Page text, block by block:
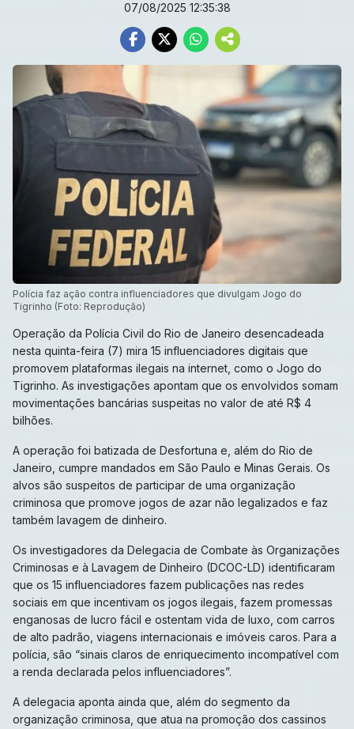
07/08/2025 12:35:38
Polícia faz ação contra influenciadores que divulgam Jogo do
Tigrinho (Foto: Reprodução)
Operação da Polícia Civil do Rio de Janeiro desencadeada
nesta quinta-feira (7) mira 15 influenciadores digitais que
promovem plataformas ilegais na internet, como o Jogo do
Tigrinho. As investigações apontam que os envolvidos somam
movimentações bancárias suspeitas no valor de até R$ 4
bilhões.
A operação foi batizada de Desfortuna e, além do Rio de
Janeiro, cumpre mandados em São Paulo e Minas Gerais. Os
alvos são suspeitos de participar de uma organização
criminosa que promove jogos de azar não legalizados e faz
também lavagem de dinheiro.
Os investigadores da Delegacia de Combate às Organizações
Criminosas e à Lavagem de Dinheiro (DCOC-LD) identificaram
que os 15 influenciadores fazem publicações nas redes
sociais em que incentivam os jogos ilegais, fazem promessas
enganosas de lucro fácil e ostentam vida de luxo, com carros
de alto padrão, viagens internacionais e imóveis caros. Para a
polícia, são “sinais claros de enriquecimento incompatível com
a renda declarada pelos influenciadores”.
A delegacia aponta ainda que, além do segmento da
organização criminosa, que atua na promoção dos cassinos